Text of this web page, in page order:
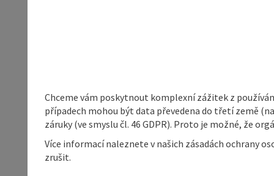
Chceme vám poskytnout komplexní zážitek z
případech mohou být data převedena do třetí země
záruky (ve smyslu čl. 46 GDPR). Proto je možné, že
Více informací naleznete v našich zásadách ochrany
zrušit.